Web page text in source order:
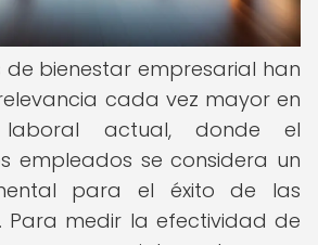
bienestar empresarial han
cada vez mayor en
actual, donde el
empleados se considera un
para el éxito de las
Para medir la efectividad de